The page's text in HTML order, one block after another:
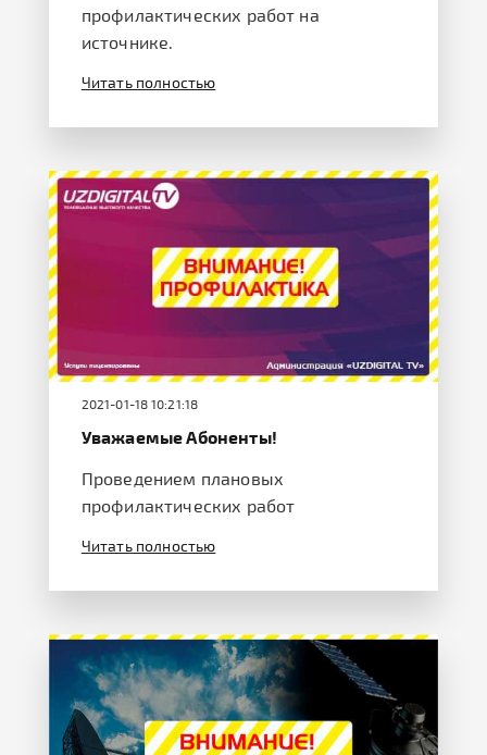
профилактических работ на
источнике.
Читать полностью
2021-01-18 10:21:18
Уважаемые Абоненты!
Проведением плановых
профилактических работ
Читать полностью